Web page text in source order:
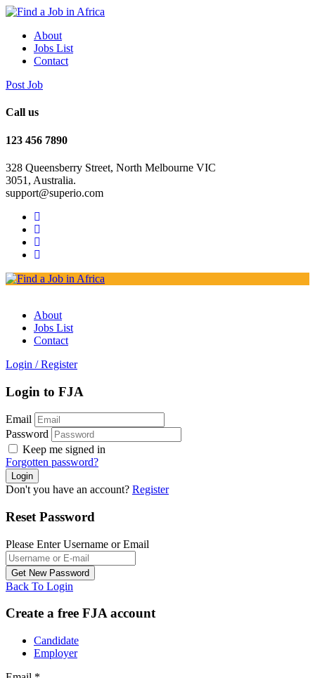
About
Jobs List
Contact
Post Job
Call us
123 456 7890
328 Queensberry Street, North Melbourne VIC
3051, Australia.
support@superio.com
About
Jobs List
Contact
Login / Register
Login to FJA
Email
Password
Keep me signed in
Forgotten password?
Don't you have an account? Register
Reset Password
Please Enter Username or Email
Back To Login
Create a free FJA account
Candidate
Employer